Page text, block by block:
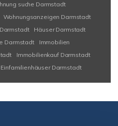
suche Darmstadt
Wohnungsanzeigen Darmstadt
Häuser Darmstadt
Darmstadt
Immobilien
Immobilienkauf Darmstadt
Einfamilienhäuser Darmstadt